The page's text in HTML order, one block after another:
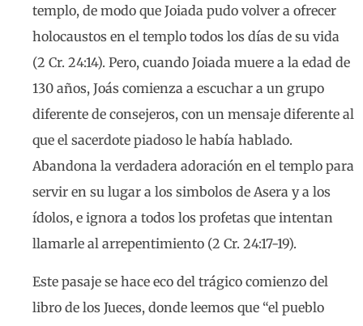
templo, de modo que Joiada pudo volver a ofrecer
holocaustos en el templo todos los días de su vida
(2 Cr. 24:14). Pero, cuando Joiada muere a la edad de
130 años, Joás comienza a escuchar a un grupo
diferente de consejeros, con un mensaje diferente al
que el sacerdote piadoso le había hablado.
Abandona la verdadera adoración en el templo para
servir en su lugar a los simbolos de Asera y a los
ídolos, e ignora a todos los profetas que intentan
llamarle al arrepentimiento (2 Cr. 24:17-19).
Este pasaje se hace eco del trágico comienzo del
libro de los Jueces, donde leemos que “el pueblo